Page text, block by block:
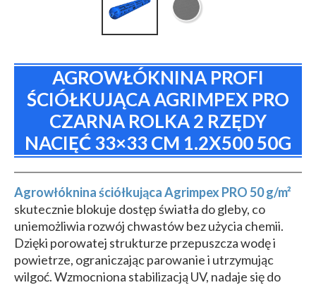
AGROWŁÓKNINA PROFI
ŚCIÓŁKUJĄCA AGRIMPEX PRO
CZARNA ROLKA 2 RZĘDY
NACIĘĆ 33×33 CM 1.2X500 50G
Agrowłóknina ściółkująca Agrimpex PRO 50 g/m²
skutecznie blokuje dostęp światła do gleby, co
uniemożliwia rozwój chwastów bez użycia chemii.
Dzięki porowatej strukturze przepuszcza wodę i
powietrze, ograniczając parowanie i utrzymując
wilgoć. Wzmocniona stabilizacją UV, nadaje się do